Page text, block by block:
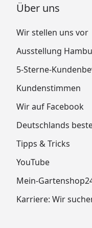
Über uns
Wir stellen uns vor
Ausstellung
5-Sterne-
Kundenstimmen
Wir auf Facebook
Deutschlands
Tipps & Tricks
YouTube
Mein-
Karriere: Wir